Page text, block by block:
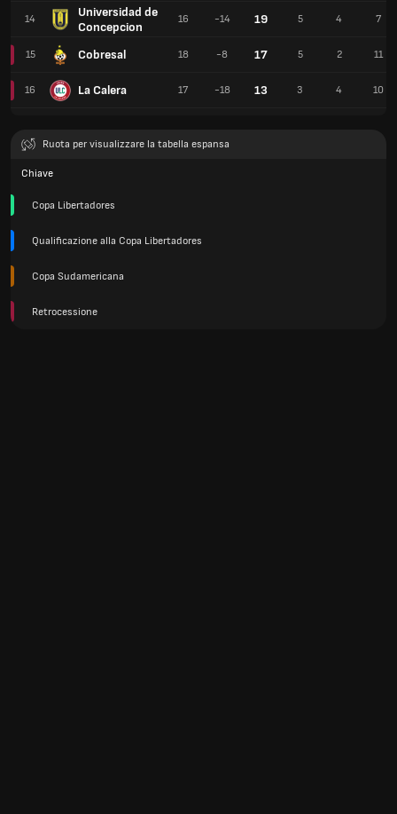
14
Universidad de
Concepcion
15 Cobresal
16 La Calera
16 -14 19 5 4 7
18 -8 17 5 2 11
17 -18 13 3 4 10
Ruota per visualizzare la tabella espansa
Chiave
Copa Libertadores
Qualificazione alla Copa Libertadores
Copa Sudamericana
Retrocessione